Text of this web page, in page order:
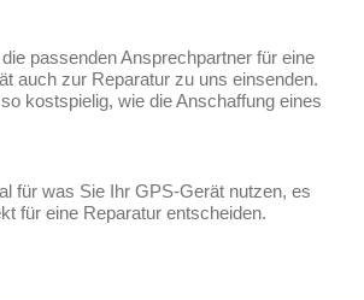
passenden Ansprechpartner für eine
auch zur Reparatur zu uns einsenden.
kostspielig, wie die Anschaffung eines
für was Sie Ihr GPS-Gerät nutzen, es
für eine Reparatur entscheiden.